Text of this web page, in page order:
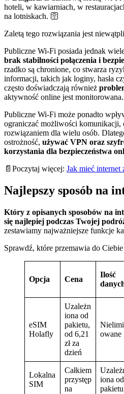
hoteli, w kawiarniach, w
na lotniskach. 🛜
Zaletą tego rozwiązania jest
Publiczne Wi-Fi posiada jednak
brak stabilności połączenia i
rzadko są chronione, co stwarza
informacji, takich jak loginy, hasła
często doświadczają również
aktywność online jest
Publiczne Wi-Fi może ponadto
ograniczać możliwości
rozwiązaniem dla wielu osób.
ostrożność, używać VPN oraz
korzystania dla bezpieczeństwa
📄Poczytaj więcej: Jak mieć internet
Najlepszy sposób na
Który z opisanych sposobów na
się najlepiej podczas Twojej
zestawiamy najważniejsze funkcje
Sprawdź, które przemawia do
Opcja Cena
Ilość
eSIM
Holafly
Uzależn
iona od
pakietu,
od 6,21
zł za
dzień
owane
Lokalna
SIM
Całkiem
przystęp
na
iona od
pakietu